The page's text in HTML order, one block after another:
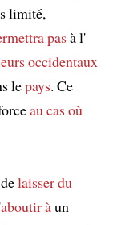
limité,
pasà l'
occidentaux
lepays. Ce
au cas où
laisser du
aboutir àun